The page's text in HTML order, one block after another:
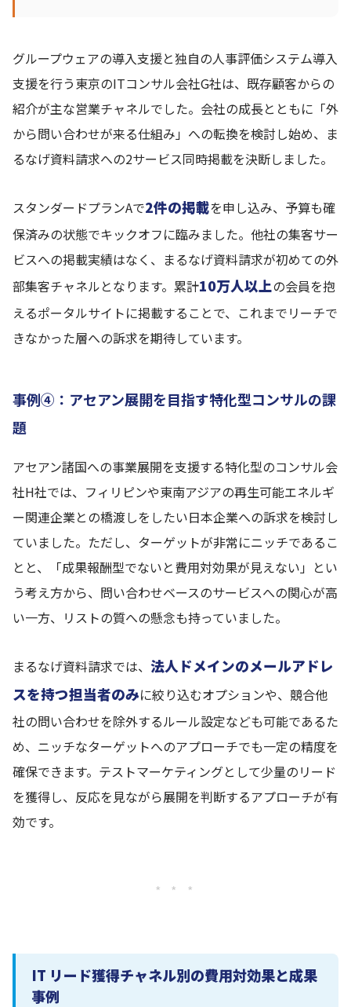
グループウェアの導入支援と独自の人事評価システム導入
支援を行う東京のITコンサル会社G社は、既存顧客からの
紹介が主な営業チャネルでした。会社の成長とともに「外
から問い合わせが来る仕組み」への転換を検討し始め、ま
るなげ資料請求への2サービス同時掲載を決断しました。
スタンダードプランAで2件の掲載を申し込み、予算も確
保済みの状態でキックオフに臨みました。他社の集客サー
ビスへの掲載実績はなく、まるなげ資料請求が初めての外
部集客チャネルとなります。累計10万人以上の会員を抱
えるポータルサイトに掲載することで、これまでリーチで
きなかった層への訴求を期待しています。
事例④：アセアン展開を目指す特化型コンサルの課
題
アセアン諸国への事業展開を支援する特化型のコンサル会
社H社では、フィリピンや東南アジアの再生可能エネルギ
ー関連企業との橋渡しをしたい日本企業への訴求を検討し
ていました。ただし、ターゲットが非常にニッチであるこ
とと、「成果報酬型でないと費用対効果が見えない」とい
う考え方から、問い合わせベースのサービスへの関心が高
い一方、リストの質への懸念も持っていました。
まるなげ資料請求では、 法人ドメインのメールアドレ
スを持つ担当者のみに絞り込むオプションや、競合他
社の問い合わせを除外するルール設定なども可能であるた
め、ニッチなターゲットへのアプローチでも一定の精度を
確保できます。テストマーケティングとして少量のリード
を獲得し、反応を見ながら展開を判断するアプローチが有
効です。
* * *
IT リード獲得チャネル別の費用対効果と成果
事例